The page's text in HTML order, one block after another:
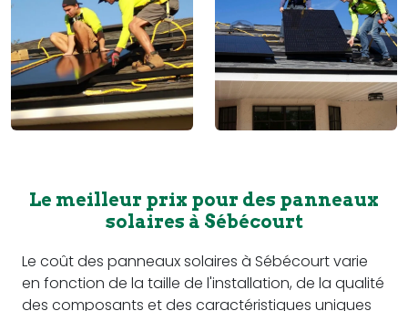
Le meilleur prix pour des panneaux
solaires à Sébécourt
Le coût des panneaux solaires à Sébécourt varie
en fonction de la taille de l'installation, de la qualité
des composants et des caractéristiques uniques